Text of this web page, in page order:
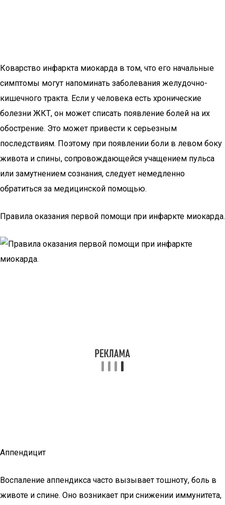
Коварство инфаркта миокарда в том, что его начальные
симптомы могут напоминать заболевания желудочно-
кишечного тракта. Если у человека есть хронические
болезни ЖКТ, он может списать появление болей на их
обострение. Это может привести к серьезным
последствиям. Поэтому при появлении боли в левом боку
живота и спины, сопровождающейся учащением пульса
или замутнением сознания, следует немедленно
обратиться за медицинской помощью.
Правила оказания первой помощи при инфаркте миокарда.
Аппендицит
Воспаление аппендикса часто вызывает тошноту, боль в
животе и спине. Оно возникает при снижении иммунитета,